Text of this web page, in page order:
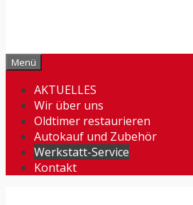
Menü
AKTUELLES
Wir über uns
Oldtimer restaurieren
Autokauf und Zubehör
Werkstatt-Service
Kontakt